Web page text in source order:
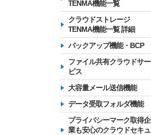
TENMA機能一覧
クラウドストレージ
TENMA機能一覧 詳細
バックアップ機能・BCP
ファイル共有クラウドサー
ビス
大容量メール送信機能
データ受取フォルダ機能
プライバシーマーク取得企
業も安心のクラウドセキュ